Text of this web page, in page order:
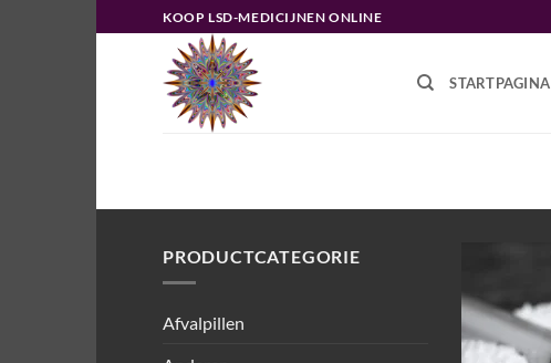
naar
KOOP LSD-MEDICIJNEN ONLINE
STARTPAGINA
PRODUCTCATEGORIE
Afvalpillen